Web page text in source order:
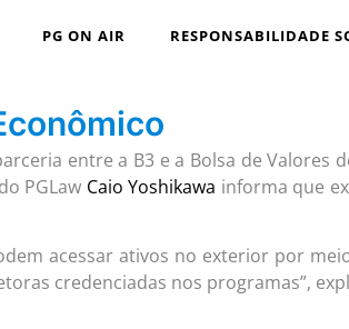
PG ON AIR RESPONSABILIDADE
entre a B3 e a Bolsa de Valores
PGLaw Caio Yoshikawa informa que
acessar ativos no exterior por
credenciadas nos programas”,